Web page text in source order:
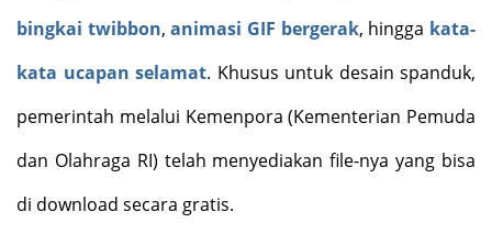
bingkai twibbon,animasi GIF bergerak, hingga kata-
kata ucapan selamat. Khusus untuk desain spanduk,
pemerintah melalui Kemenpora (Kementerian Pemuda
dan Olahraga RI) telah menyediakan file-nya yang bisa
di download secara gratis.